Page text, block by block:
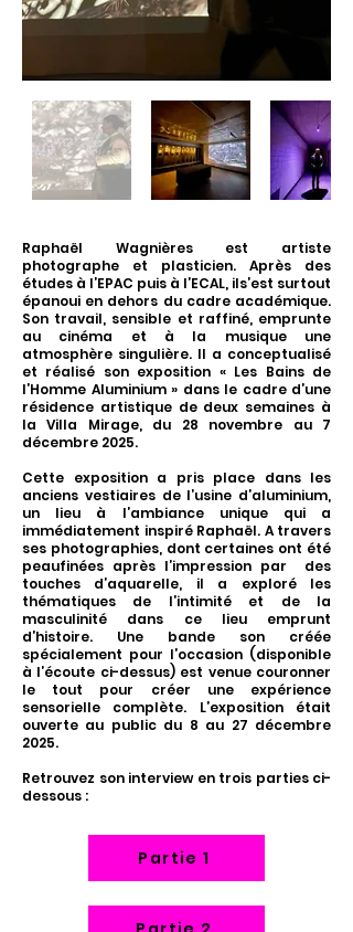
Raphaël Wagnières est artiste
photographe et plasticien. Après des
études à l’EPAC puis à l’ECAL, ils’est surtout
épanoui en dehors du cadre académique.
Son travail, sensible et raffiné, emprunte
au cinéma et à la musique une
atmosphère singulière. Il a conceptualisé
et réalisé son exposition « Les Bains de
l’Homme Aluminium » dans le cadre d’une
résidence artistique de deux semaines à
la Villa Mirage, du 28 novembre au 7
décembre 2025.
Cette exposition a pris place dans les
anciens vestiaires de l’usine d’aluminium,
un lieu à l’ambiance unique qui a
immédiatement inspiré Raphaël. A travers
ses photographies, dont certaines ont été
peaufinées après l’impression par des
touches d’aquarelle, il a exploré les
thématiques de l’intimité et de la
masculinité dans ce lieu emprunt
d’histoire. Une bande son créée
spécialement pour l’occasion (disponible
à l’écoute ci-dessus) est venue couronner
le tout pour créer une expérience
sensorielle complète. L’exposition était
ouverte au public du 8 au 27 décembre
2025.
Retrouvez son interview en trois parties ci-
dessous :
Partie 1